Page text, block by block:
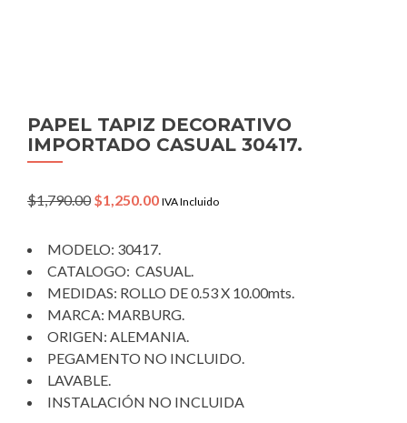
PAPEL TAPIZ DECORATIVO
IMPORTADO CASUAL 30417.
$1,790.00 Original
$1,790.00.
$1,250.00Current
$1,250.00.
IVA Incluido
MODELO: 30417.
CATALOGO: CASUAL.
MEDIDAS: ROLLO DE 0.53 X 10.00mts.
MARCA: MARBURG.
ORIGEN: ALEMANIA.
PEGAMENTO NO INCLUIDO.
LAVABLE.
INSTALACIÓN NO INCLUIDA